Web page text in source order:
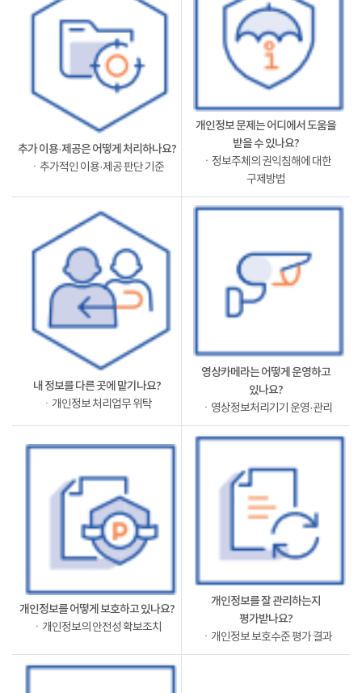
추가 이용·제공은 어떻게 처리하나요?
ㆍ추가적인 이용·제공 판단 기준
개인정보 문제는 어디에서 도움을
받을 수 있나요?
ㆍ정보주체의 권익침해에 대한
구제방법
내 정보를 다른 곳에 맡기나요?
ㆍ개인정보 처리업무 위탁
영상카메라는 어떻게 운영하고
있나요?
ㆍ영상정보처리기기 운영·관리
개인정보를 어떻게 보호하고 있나요?
ㆍ개인정보의 안전성 확보조치
개인정보를 잘 관리하는지
평가받나요?
ㆍ개인정보 보호수준 평가 결과